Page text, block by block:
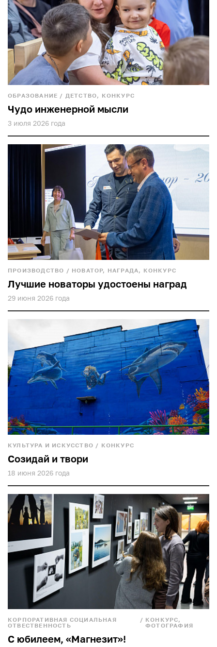
ОБРАЗОВАНИЕ / ДЕТСТВО, КОНКУРС
Чудо инженерной мысли
3 июля 2026 года
ПРОИЗВОДСТВО / НОВАТОР, НАГРАДА, КОНКУРС
Лучшие новаторы удостоены наград
29 июня 2026 года
КУЛЬТУРА И ИСКУССТВО / КОНКУРС
Созидай и твори
18 июня 2026 года
КОРПОРАТИВНАЯ СОЦИАЛЬНАЯ
ОТВЕСТВЕННОСТЬ
/ КОНКУРС,
ФОТОГРАФИЯ
С юбилеем, «Магнезит»!